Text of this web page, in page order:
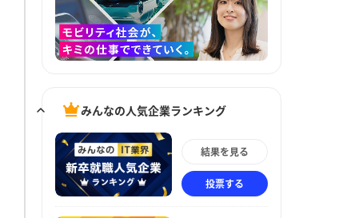
みんなの人気企業ランキング
結果を見る
投票する